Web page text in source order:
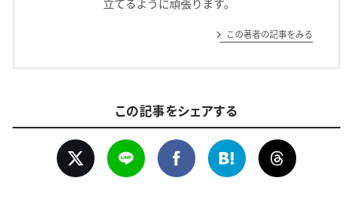
立てるように頑張ります。
この著者の記事をみる
この記事をシェアする